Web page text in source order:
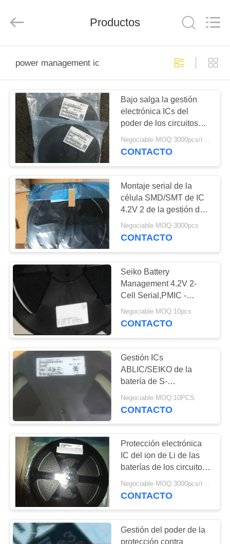
CASA
PRODUCTOS
LOS
VÍDEOS
SOBRE
NOSOTROS
RECORRIDO
POR
LA
FÁBRICA
CONTROL
DE
CALIDAD
CONTACTA
CON
NOSOTROS
NOTICIAS
MAPA
DEL
SITIO
Rights
Productos
power management ic
Bajo salga la gestión
electrónica ICs del
poder de los circuitos
integrados PMIC
Negociable MOQ:3000pcs/reel
CONTACTO
Montaje serial de la
célula SMD/SMT de IC
4.2V 2 de la gestión del
poder de batería del
polímero de Li
Negociable MOQ:3000pcs
CONTACTO
Seiko Battery
Management 4.2V 2-
Cell Serial,PMIC -
Power Management ICs
, Li-Ion, Li-Polymer
Negociable MOQ:10pcs
CONTACTO
Gestión ICs
ABLIC/SEIKO de la
batería de S-
8254AABFT-TB 4.25V
TSSOP-16
Negociable MOQ:10PCS
CONTACTO
Protección electrónica
IC del ion de Li de las
baterías de los circuitos
integrados de la alta
exactitud
Negociable MOQ:3000pcs/reel
CONTACTO
Gestión del poder de la
protección contra